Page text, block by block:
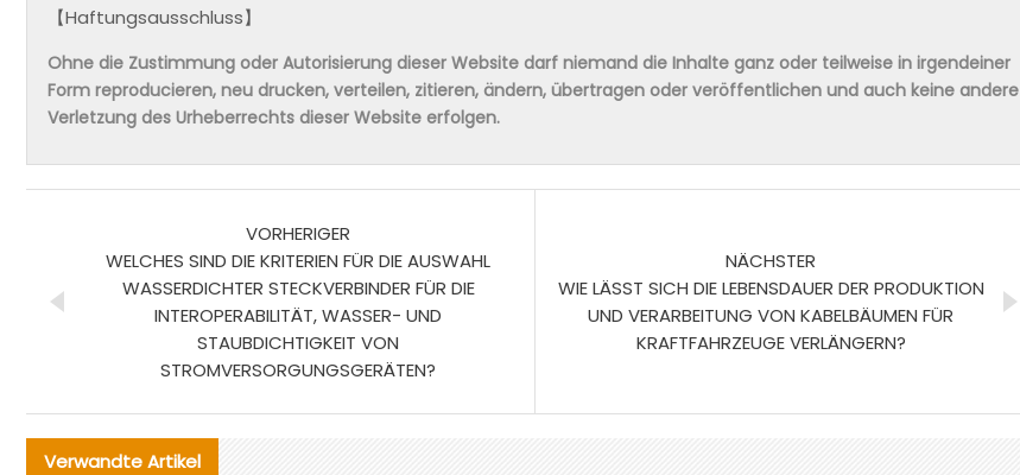
【Haftungsausschluss】
Ohne die Zustimmung oder Autorisierung dieser Website darf niemand die Inhalte ganz oder teilweise in irgendeiner
Form reproducieren, neu drucken, verteilen, zitieren, ändern, übertragen oder veröffentlichen und auch keine andere
Verletzung des Urheberrechts dieser Website erfolgen.
VORHERIGER
WELCHES SIND DIE KRITERIEN FÜR DIE AUSWAHL
WASSERDICHTER STECKVERBINDER FÜR DIE
INTEROPERABILITÄT, WASSER- UND
STAUBDICHTIGKEIT VON
STROMVERSORGUNGSGERÄTEN?
NÄCHSTER
WIE LÄSST SICH DIE LEBENSDAUER DER PRODUKTION
UND VERARBEITUNG VON KABELBÄUMEN FÜR
KRAFTFAHRZEUGE VERLÄNGERN?
Verwandte Artikel